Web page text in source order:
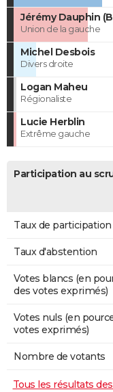
Jérémy Dauphin
Union de la gauche
Michel Desbois
Divers droite
Logan Maheu
Régionaliste
Lucie Herblin
Extrême gauche
Participation au
Taux de participation
Taux d'abstention
Votes blancs (en
des votes exprimés)
Votes nuls (en
votes exprimés)
Nombre de votants
Tous les résultats